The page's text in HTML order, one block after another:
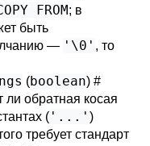
FROM; в
быть
— '\0' , то
(boolean) #
ли обратная косая
( '...' )
требует стандарт